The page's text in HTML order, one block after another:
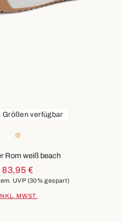
beige
Größen verfügbar
Rom weiß beach
83,95 €
UVP (30% gespart)
MWST.